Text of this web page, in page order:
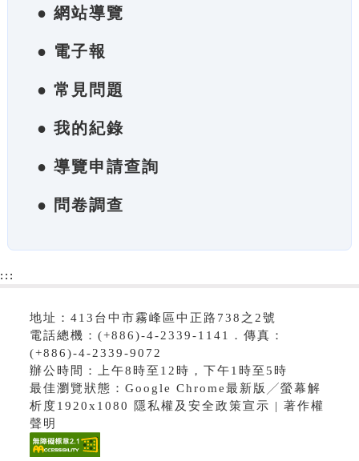
● 網站導覽
● 電子報
● 常見問題
● 我的紀錄
● 導覽申請查詢
● 問卷調查
:::
地址：413台中市霧峰區中正路738之2號
電話總機：(+886)-4-2339-1141．傳真：
(+886)-4-2339-9072
辦公時間：上午8時至12時，下午1時至5時
最佳瀏覽狀態：Google Chrome最新版╱螢幕解
析度1920x1080 隱私權及安全政策宣示 | 著作權
聲明